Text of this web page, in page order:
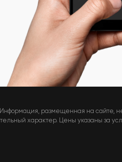
Информация, размещенная на сайте,
характер. Цены указаны за